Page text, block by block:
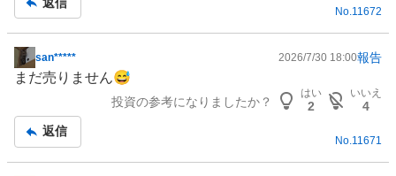
No.11672
掲
示
事
san***** 2026/7/30 18:00報告
まだ売りません😅
投資の参考になりましたか？
はい
2
いいえ
4
返信
No. 11671